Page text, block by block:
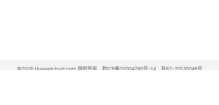
告
©2026 Huaweicloud.com 版权所有 黔ICP备20004760号-14
苏B2-20130048号